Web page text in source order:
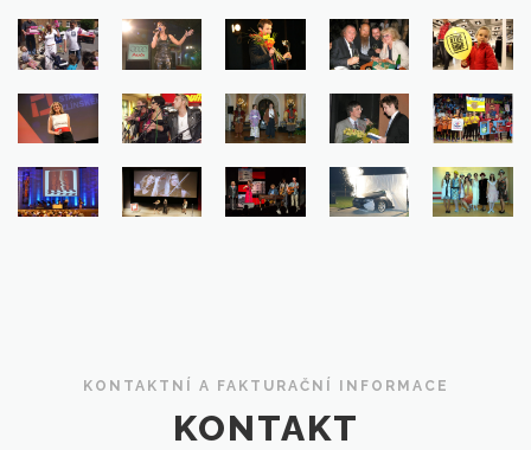
KONTAKTNÍ A FAKTURAČNÍ INFORMACE
KONTAKT